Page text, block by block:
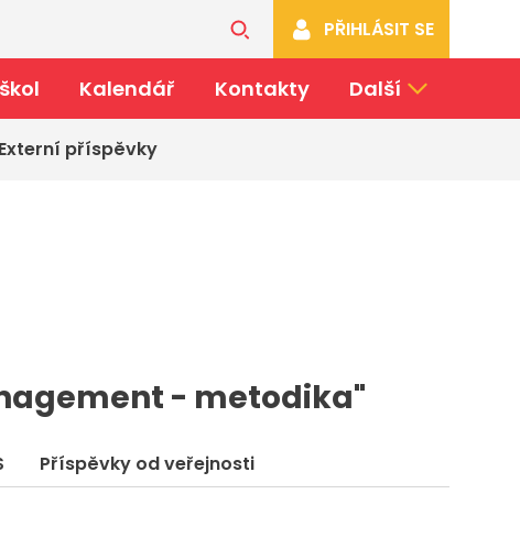
PŘIHLÁSIT SE
Kalendář Kontakty Další
Externí příspěvky
- metodika"
Příspěvky od veřejnosti